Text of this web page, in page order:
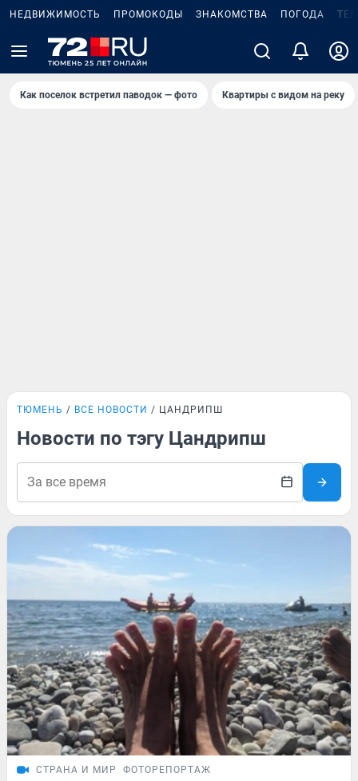
НЕДВИЖИМОСТЬ ПРОМОКОДЫ ЗНАКОМСТВА ПОГОДА
Как поселок встретил паводок — фото Квартиры с видом на реку
ТЮМЕНЬ ВСЕ НОВОСТИ ЦАНДРИПШ
Новости по тэгу Цандрипш
СТРАНА И МИР ФОТОРЕПОРТАЖ